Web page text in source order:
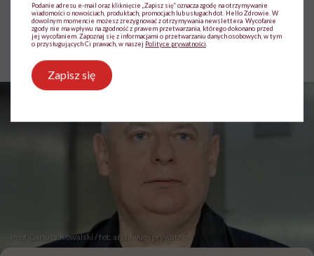
Jolanta Pawnik
Opublikowano:29.05.2026 09:18
Prof. Dariusz Kowalski / fot. archiwum prywatne
Podanie adresu e-mail oraz kliknięcie „Zapisz się” oznacza zgodę na otrzymywanie
wiadomości o nowościach, produktach, promocjach lub usługach dot. Hello Zdrowie. W
dowolnym momencie możesz zrezygnować z otrzymywania newslettera. Wycofanie
zgody nie ma wpływu na zgodność z prawem przetwarzania, którego dokonano przed
jej wycofaniem. Zapoznaj się z informacjami o przetwarzaniu danych osobowych, w tym
o przysługujących Ci prawach, w naszej Polityce prywatności
Zapisz się